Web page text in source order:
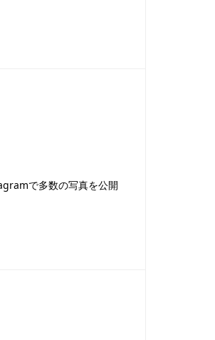
で多数の写真を公開